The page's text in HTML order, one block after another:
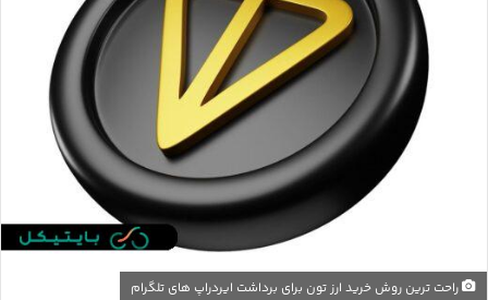
راحت ترین روش خرید ارز تون برای برداشت ایردراپ های تلگرام